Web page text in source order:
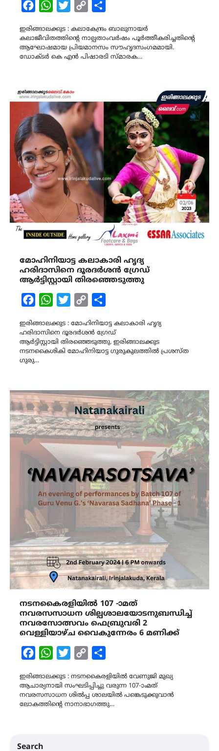
FacebookWhatsAppTwitterCopy
ഇരിങ്ങാലക്കുട : കലാകേന്ദ്രം ബാലുനായർ
കലാജീവിതത്തിന്‍റെ നാല്പതാംവർഷം പൂർത്തീകരിച്ചതിന്‍റെ
ആഘോഷമായ പ്രിയമാനസം സൗഹൃദസംഗമമായി.
ഡോക്ടർ കെ എൻ പിഷാരടി സ്മാരക…
മോഹിനിയാട്ട കലാകാരി ഹൃദ്യ
ഹരിദാസിനെ ദൂരദർശൻ ഗ്രേഡ്
ആർട്ടിസ്റ്റായി തിരഞ്ഞെടുത്തു
FacebookWhatsAppTwitterCopy
ഇരിങ്ങാലക്കുട : മോഹിനിയാട്ട കലാകാരി ഹൃദ്യ
ഹരിദാസിനെ ദൂരദർശൻ ഗ്രേഡ്
ആർട്ടിസ്റ്റായി തിരഞ്ഞെടുത്തു. ഇരിങ്ങാലക്കുട
നടനകൈശികി മോഹിനിയാട്ട ഗുരുകുലത്തിൽ പ്രശസ്ത
ഗുരു…
നടനകൈരളിയിൽ 107 -ാമത്
നവരസസാധന ശില്പശാലയോടനുബന്ധിച്ച്
നവരസോത്സവം ഫെബ്രുവരി 2
വെള്ളിയാഴ്ച വൈകുന്നേരം 6 മണിക്ക്
FacebookWhatsAppTwitterCopy
ഇരിങ്ങാലക്കുട : നടനകൈരളിയിൽ വേണുജി മുഖ്യ
ആചാര്യനായി സംഘടിപ്പിച്ചു വരുന്ന 107-ാംമത്
നവരസസാധന ശിൽപ്പ ശാലയിൽ പങ്കെടുക്കുവാൻ
ലോകത്തിന്റെ നാനാഭാഗത്തു…
Search